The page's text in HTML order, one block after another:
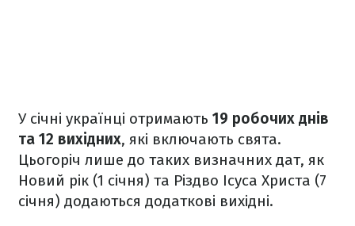
У січні українці отримають 19 робочих днів
та 12 вихідних, які включають свята.
Цьогоріч лише до таких визначних дат, як
Новий рік (1 січня) та Різдво Ісуса Христа (7
січня) додаються додаткові вихідні.